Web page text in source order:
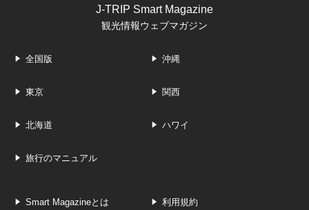
J-TRIP Smart Magazine
観光情報ウェブマガジン
全国版 沖縄
東京 関西
北海道 ハワイ
旅行のマニュアル
Smart Magazineとは 利用規約